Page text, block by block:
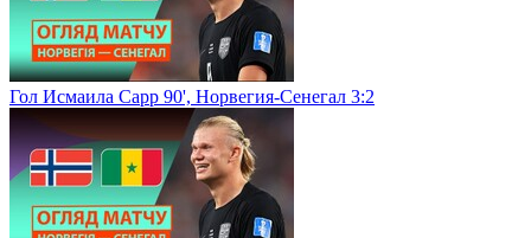
Гол Исмаила Сарр 90', Норвегия-Сенегал 3:2